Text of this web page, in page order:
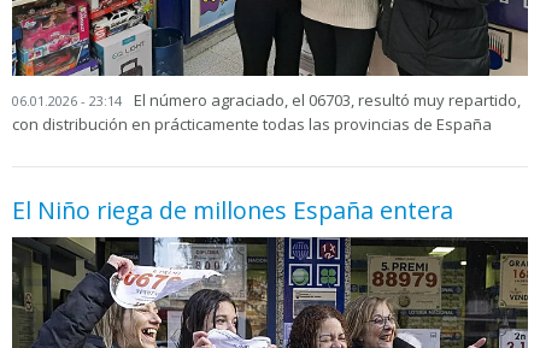
06.01.2026 - 23:14
El número agraciado, el 06703, resultó muy repartido,
con distribución en prácticamente todas las provincias de España
El Niño riega de millones España entera